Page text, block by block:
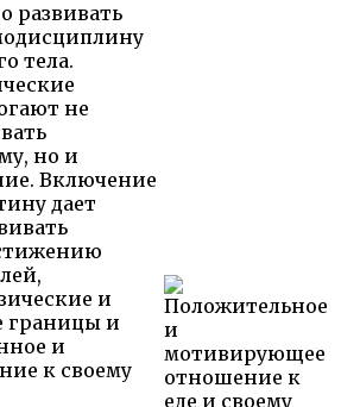
развивать
тела.
не
но и
Включение
дает
и
границы и
и
к своему